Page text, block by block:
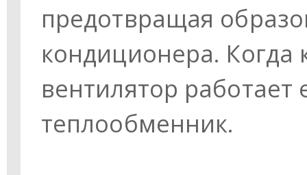
предотвращая
кондиционера. Когда
вентилятор
теплообменник.